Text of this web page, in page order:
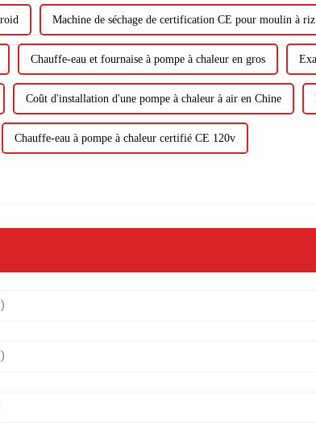
Machine de séchage de certification CE pour moulin à riz
Chauffe-eau et fournaise à pompe à chaleur en gros
Coût d'installation d'une pompe à chaleur à air en Chine
Chauffe-eau à pompe à chaleur certifié CE 120v